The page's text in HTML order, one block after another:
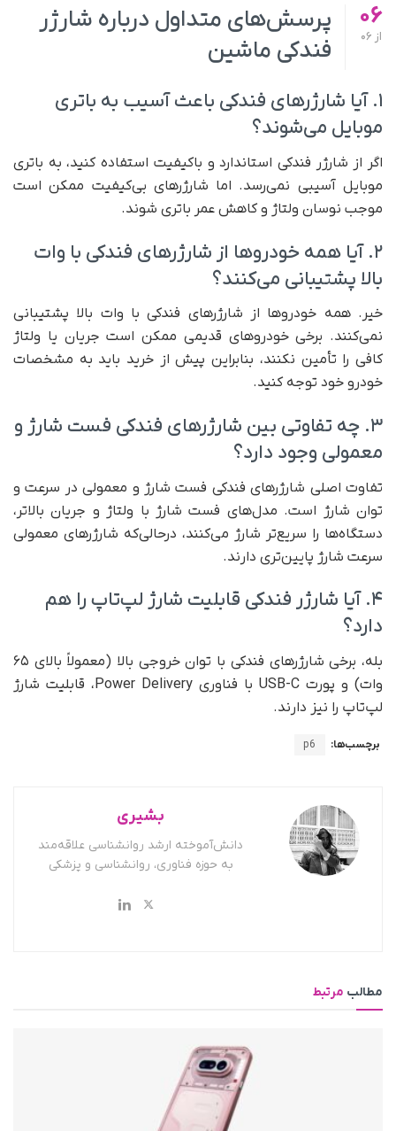
06
از
پرسش‌های متداول درباره شارژر
فندکی ماشین
۱. آیا شارژرهای فندکی باعث آسیب به باتری
موبایل می‌شوند؟
اگر از شارژر فندکی استاندارد و باکیفیت استفاده کنید، به باتری
موبایل آسیبی نمی‌رسد. اما شارژرهای بی‌کیفیت ممکن است
موجب نوسان ولتاژ و کاهش عمر باتری شوند.
۲. آیا همه خودروها از شارژرهای فندکی با وات
بالا پشتیبانی می‌کنند؟
خیر. همه خودروها از شارژرهای فندکی با وات بالا پشتیبانی
نمی‌کنند. برخی خودروهای قدیمی ممکن است جریان یا ولتاژ
کافی را تأمین نکنند، بنابراین پیش از خرید باید به مشخصات
خودرو خود توجه کنید.
۳. چه تفاوتی بین شارژرهای فندکی فست شارژ و
معمولی وجود دارد؟
تفاوت اصلی شارژرهای فندکی فست شارژ و معمولی در سرعت و
توان شارژ است. مدل‌های فست شارژ با ولتاژ و جریان بالاتر،
دستگاه‌ها را سریع‌تر شارژ می‌کنند، در‌حالی‌که شارژرهای معمولی
سرعت شارژ پایین‌تری دارند.
۴. آیا شارژر فندکی قابلیت شارژ لپ‌تاپ را هم
دارد؟
بله، برخی شارژرهای فندکی با توان خروجی بالا (معمولاً بالای ۶۵
وات) و پورت USB-C با فناوری Power Delivery، قابلیت شارژ
لپ‌تاپ‌ را نیز دارند.
برچسب‌ها: p6
بشیری
دانش‌آموخته ارشد روانشناسی علاقه‌مند
به حوزه فناوری، روانشناسی و پزشکی
مطالب مرتبط